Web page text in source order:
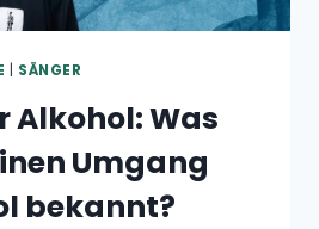
SÄNGER
Alkohol: Was
Umgang
bekannt?